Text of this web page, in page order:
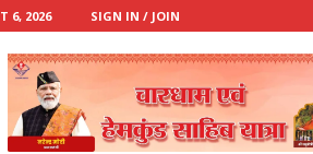
6, 2026 SIGN IN / JOIN